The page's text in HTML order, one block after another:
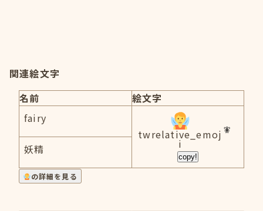
関連絵文字
名前
絵文字
fairy
twrelative_emoj
i
copy!
妖精
の詳細を見る